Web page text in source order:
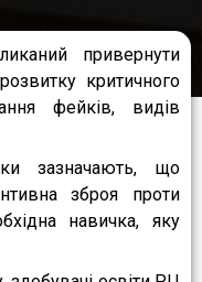
привернути
критичного
фейків, видів
зазначають, що
зброя проти
навичка, яку